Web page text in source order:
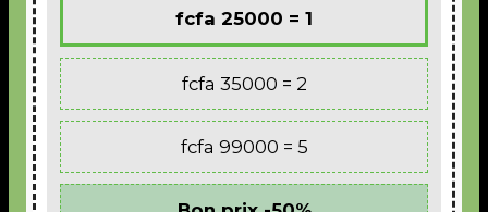
1 = 25000 fcfa
2 = 35000 fcfa
5 = 99000 fcfa